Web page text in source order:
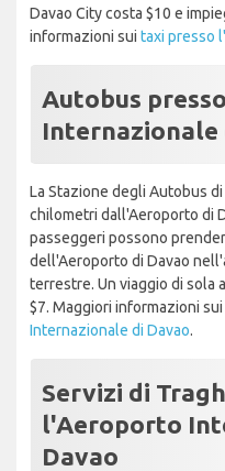
Davao City costa $10 e
informazioni sui taxi presso
Autobus
Internazionale
La Stazione degli Autobus
chilometri dall'Aeroporto di
passeggeri possono
dell'Aeroporto di Davao
terrestre. Un viaggio di sola
$7. Maggiori informazioni sui
Internazionale di Davao.
Servizi di
l'Aeroporto
Davao